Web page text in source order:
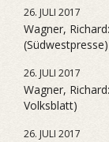
26. JULI 2017
Wagner,
(Südwestpresse)
26. JULI 2017
Wagner,
Volksblatt)
26. JULI 2017